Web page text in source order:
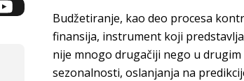
Budžetiranje, kao deo procesa
finansija, instrument koji
nije mnogo drugačiji nego u
sezonalnosti, oslanjanja na